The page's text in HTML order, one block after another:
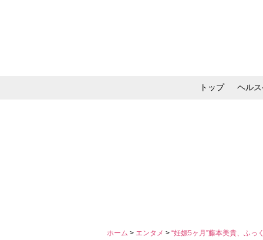
トップ ヘル
ホーム > エンタメ > “妊娠5ヶ月”藤本美貴、ふ